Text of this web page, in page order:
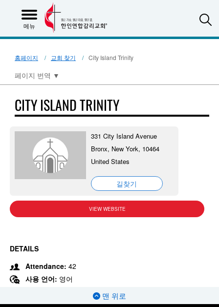
메뉴
홈페이지 교회 찾기 City Island Trinity
페이지 번역 ▼
CITY ISLAND TRINITY
331 City Island Avenue
Bronx, New York, 10464
United States
길찾기
VIEW WEBSITE
DETAILS
Attendance: 42
사용 언어: 영어
맨 위로